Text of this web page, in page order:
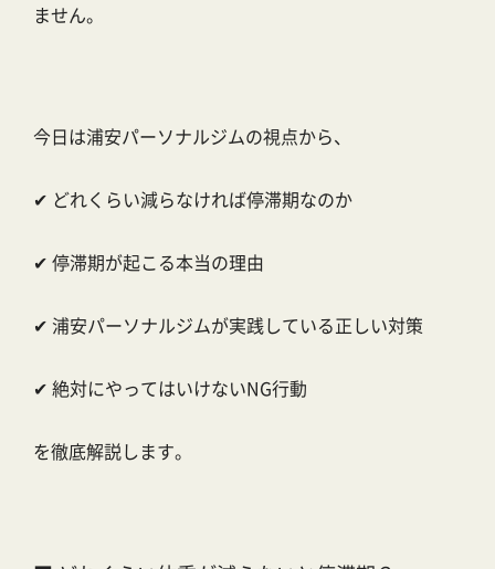
ません。
今日は浦安パーソナルジムの視点から、
✔ どれくらい減らなければ停滞期なのか
✔ 停滞期が起こる本当の理由
✔ 浦安パーソナルジムが実践している正しい対策
✔ 絶対にやってはいけないNG行動
を徹底解説します。